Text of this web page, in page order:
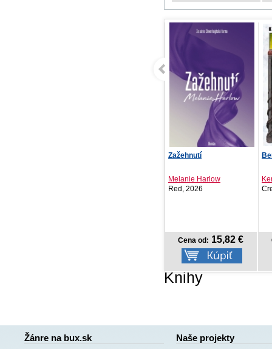
Berserk 25
Kentaro Miura
Crew, 2026
Cena od: 10,52 €
Knihy
Žánre na bux.sk Naše projekty